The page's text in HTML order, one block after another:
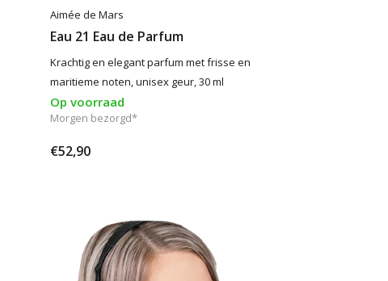
Aimée de Mars
Eau 21 Eau de Parfum
Krachtig en elegant parfum met frisse en
maritieme noten, unisex geur, 30 ml
Op voorraad
Morgen bezorgd*
€52,90